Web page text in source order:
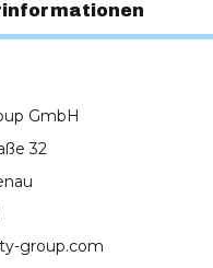
GmbH
32
group.com